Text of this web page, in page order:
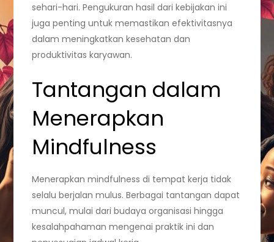
sehari-hari. Pengukuran hasil dari kebijakan ini
juga penting untuk memastikan efektivitasnya
dalam meningkatkan kesehatan dan
produktivitas karyawan.
Tantangan dalam
Menerapkan
Mindfulness
Menerapkan mindfulness di tempat kerja tidak
selalu berjalan mulus. Berbagai tantangan dapat
muncul, mulai dari budaya organisasi hingga
kesalahpahaman mengenai praktik ini dan